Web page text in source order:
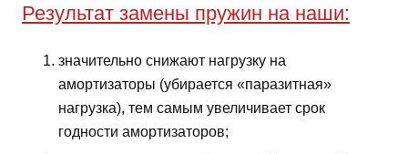
Результат замены пружин на наши:
значительно снижают нагрузку на
амортизаторы (убирается «паразитная»
нагрузка), тем самым увеличивает срок
годности амортизаторов;